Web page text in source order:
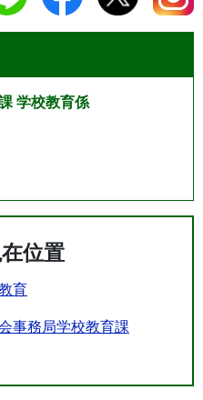
学校教育係
位置
育
事務局学校教育課